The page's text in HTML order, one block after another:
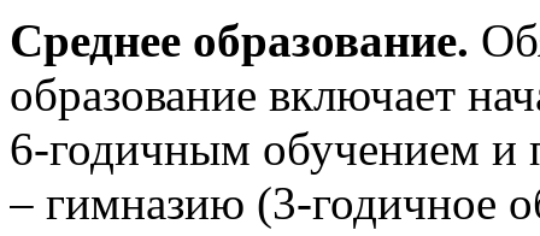
Среднее образование.
образование включает
6-годичным обучением и
– гимназию (3-годичное